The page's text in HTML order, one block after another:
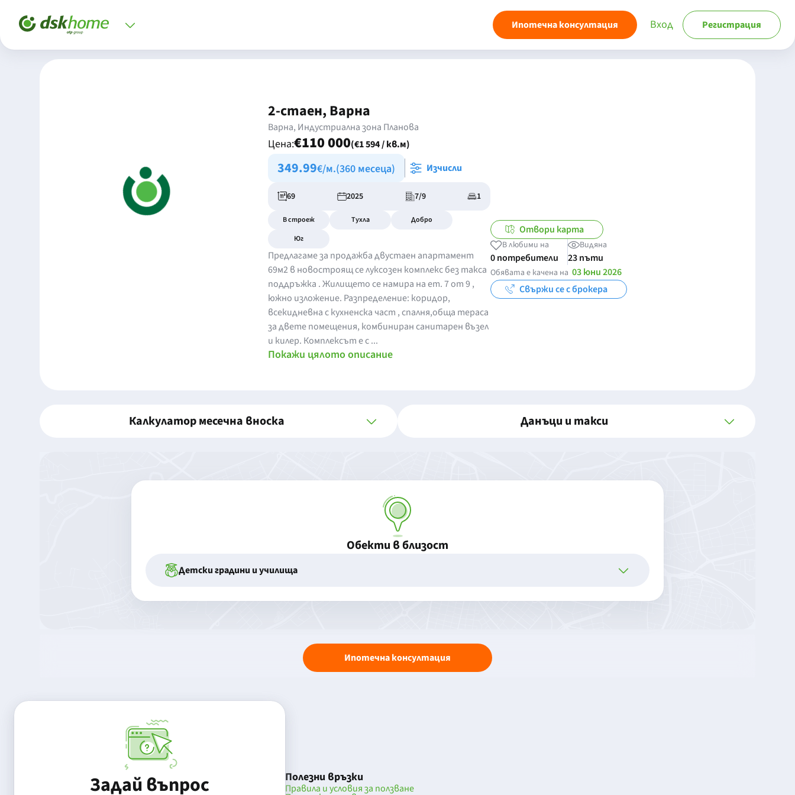
Ипотечна консултация Вход Регистрация
2-стаен, Варна
Варна, Индустриална зона Планова
Цена:€110 000(€1 594 / кв.м)
349.99€/м.(360 месеца) Изчисли
69 2025 7/9 1
В строеж Тухла
Добро
Юг
Предлагаме за продажба двустаен апартамент
69м2 в новостроящ се луксозен комплекс без такса
поддръжка . Жилището се намира на ет. 7 от 9 ,
южно изложение. Разпределение: коридор,
всекидневна с кухненска част , спалня,обща тераса
за двете помещения, комбиниран санитарен възел
и килер. Комплексът е с ...
Покажи цялото описание
Отвори карта
В любими на
0 потребители
Видяна
23 пъти
Обявата е качена на 03 юни 2026
Свържи се с брокера
Калкулатор месечна вноска Данъци и такси
Обекти в близост
Детски градини и училища
Ипотечна консултация
Задай въпрос Полезни връзки
Правила и условия за ползване